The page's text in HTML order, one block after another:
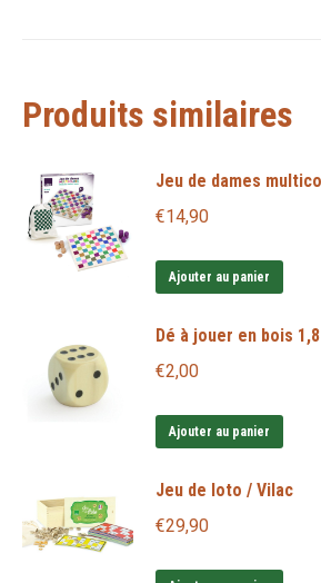
Produits similaires
Jeu de dames
€14,90
Ajouter au panier
Dé à jouer en bois
€2,00
Ajouter au panier
Jeu de loto / Vilac
€29,90